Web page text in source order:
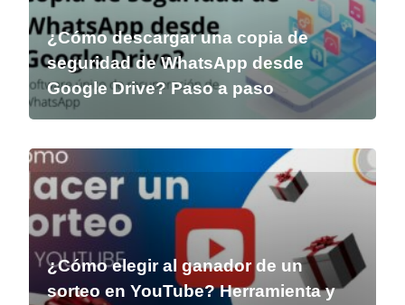
¿Cómo descargar una copia de
seguridad de WhatsApp desde
Google Drive? Paso a paso
¿Cómo elegir al ganador de un
sorteo en YouTube? Herramienta y